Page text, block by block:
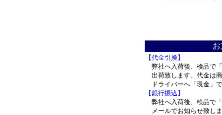
【代金引換】
弊社へ入荷後、検品で
出荷致します。代金は
ドライバーへ「現金」
【銀行振込】
弊社へ入荷後、検品で
メールでお知らせ致し